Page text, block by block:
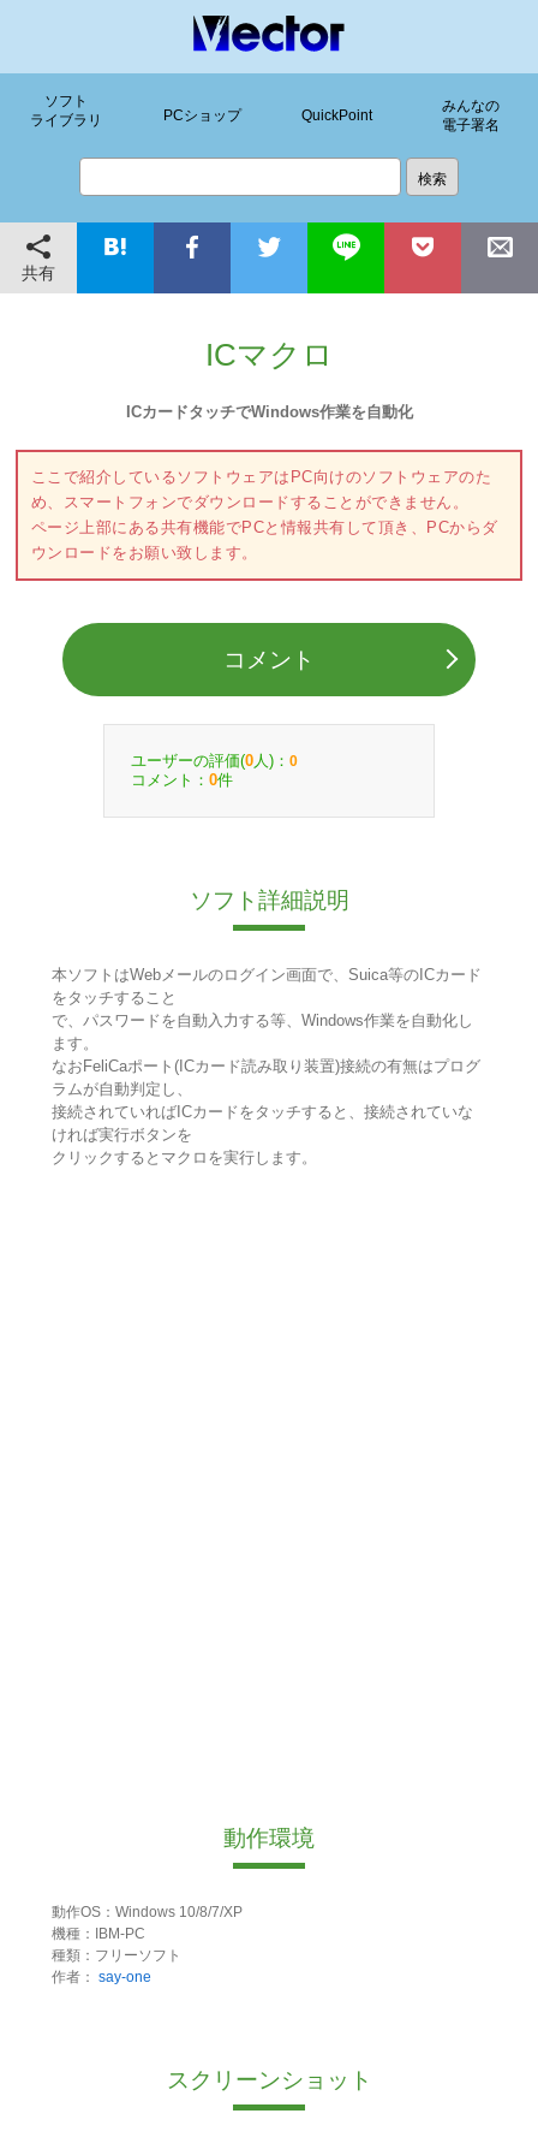
ソフト
ライブラリ
PCショップ QuickPoint
みんなの
電子署名
共有
ICマクロ
ICカードタッチでWindows作業を自動化
ここで紹介しているソフトウェアはPC向けのソフトウェアのた
め、スマートフォンでダウンロードすることができません。
ページ上部にある共有機能でPCと情報共有して頂き、PCからダ
ウンロードをお願い致します。
コメント
ユーザーの評価(0 人)： 0
コメント： 0件
ソフト詳細説明
本ソフトはWebメールのログイン画面で、Suica等のICカード
をタッチすること
で、パスワードを自動入力する等、Windows作業を自動化し
ます。
なおFeliCaポート(ICカード読み取り装置)接続の有無はプログ
ラムが自動判定し、
接続されていればICカードをタッチすると、接続されていな
ければ実行ボタンを
クリックするとマクロを実行します。
動作環境
動作OS：Windows 10/8/7/XP
機種：IBM-PC
種類：フリーソフト
作者： say-one
スクリーンショット